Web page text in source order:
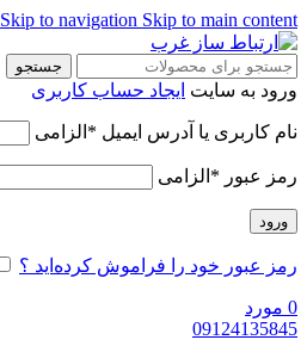
Skip to navigation Skip to main content
جستجو
ورود به سایت ایجاد حساب کاربری
نام کاربری یا آدرس ایمیل * الزامی
رمز عبور * الزامی
ورود
رمز عبور خود را فراموش کرده‌اید ؟
0 مورد
09124135845